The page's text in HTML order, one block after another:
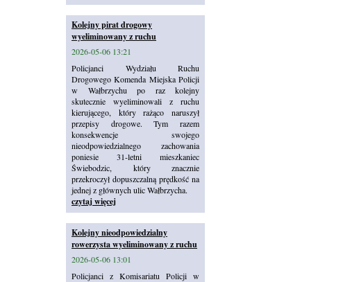
Kolejny pirat drogowy
wyeliminowany z ruchu
2026-05-06 13:21
Policjanci Wydziału Ruchu
Drogowego Komenda Miejska Policji
w Wałbrzychu po raz kolejny
skutecznie wyeliminowali z ruchu
kierującego, który rażąco naruszył
przepisy drogowe. Tym razem
konsekwencje swojego
nieodpowiedzialnego zachowania
poniesie 31-letni mieszkaniec
Świebodzic, który znacznie
przekroczył dopuszczalną prędkość na
jednej z głównych ulic Wałbrzycha.
czytaj więcej
Kolejny nieodpowiedzialny
rowerzysta wyeliminowany z ruchu
2026-05-06 13:01
Policjanci z Komisariatu Policji w